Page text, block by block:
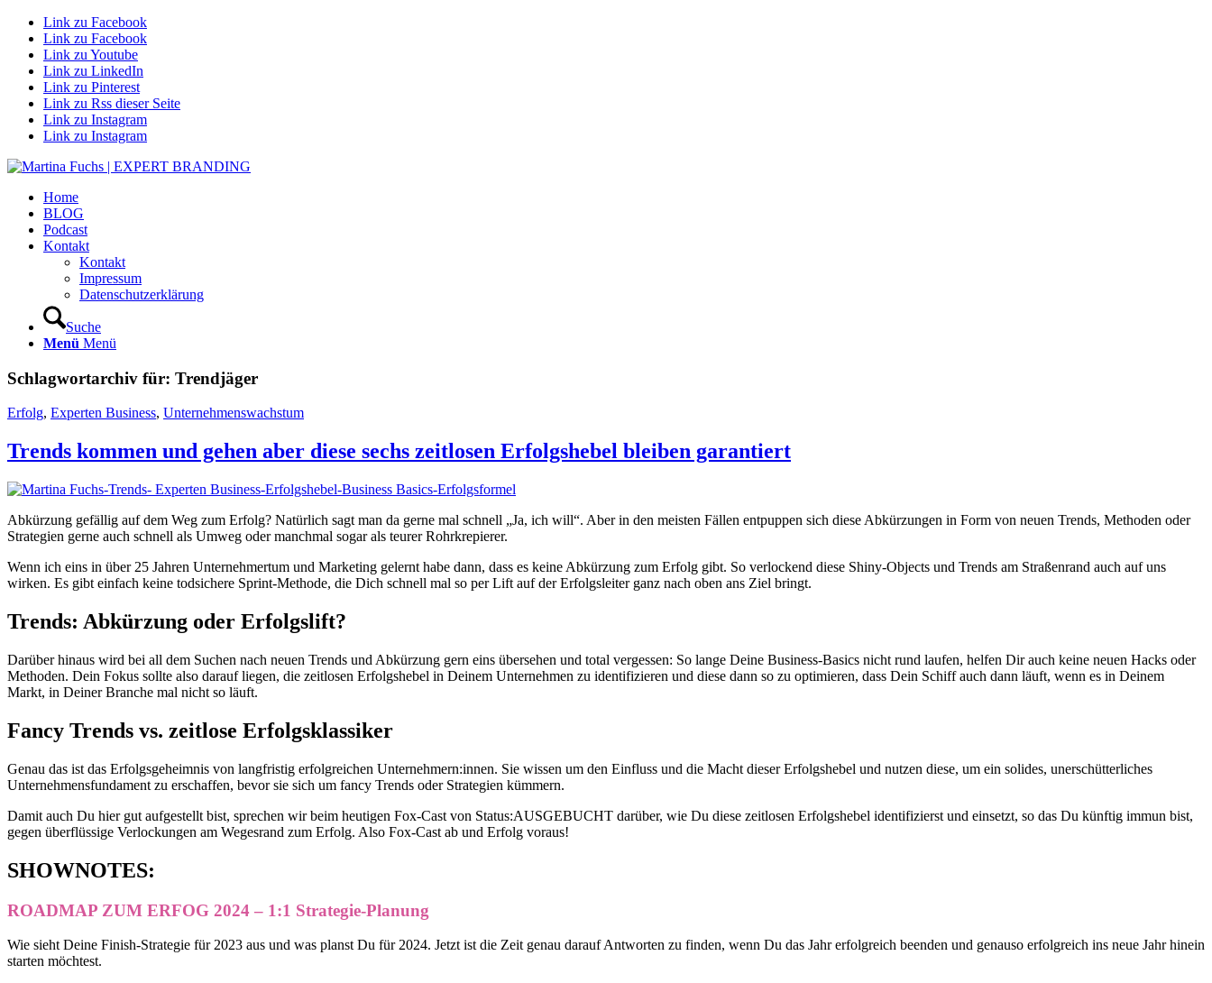
Link zu Facebook
Link zu Facebook
Link zu Youtube
Link zu LinkedIn
Link zu Pinterest
Link zu Rss dieser Seite
Link zu Instagram
Link zu Instagram
Home
BLOG
Podcast
Kontakt
Kontakt
Impressum
Datenschutzerklärung
Suche
Menü Menü
Schlagwortarchiv für: Trendjäger
Erfolg, Experten Business, Unternehmenswachstum
Trends kommen und gehen aber diese sechs zeitlosen Erfolgshebel bleiben garantiert
Abkürzung gefällig auf dem Weg zum Erfolg? Natürlich sagt man da gerne mal schnell „Ja, ich will“. Aber in den meisten Fällen entpuppen sich diese Abkürzungen in Form von neuen Trends, Methoden oder
Strategien gerne auch schnell als Umweg oder manchmal sogar als teurer Rohrkrepierer.
Wenn ich eins in über 25 Jahren Unternehmertum und Marketing gelernt habe dann, dass es keine Abkürzung zum Erfolg gibt. So verlockend diese Shiny-Objects und Trends am Straßenrand auch auf uns
wirken. Es gibt einfach keine todsichere Sprint-Methode, die Dich schnell mal so per Lift auf der Erfolgsleiter ganz nach oben ans Ziel bringt.
Trends: Abkürzung oder Erfolgslift?
Darüber hinaus wird bei all dem Suchen nach neuen Trends und Abkürzung gern eins übersehen und total vergessen: So lange Deine Business-Basics nicht rund laufen, helfen Dir auch keine neuen Hacks oder
Methoden. Dein Fokus sollte also darauf liegen, die zeitlosen Erfolgshebel in Deinem Unternehmen zu identifizieren und diese dann so zu optimieren, dass Dein Schiff auch dann läuft, wenn es in Deinem
Markt, in Deiner Branche mal nicht so läuft.
Fancy Trends vs. zeitlose Erfolgsklassiker
Genau das ist das Erfolgsgeheimnis von langfristig erfolgreichen Unternehmern:innen. Sie wissen um den Einfluss und die Macht dieser Erfolgshebel und nutzen diese, um ein solides, unerschütterliches
Unternehmensfundament zu erschaffen, bevor sie sich um fancy Trends oder Strategien kümmern.
Damit auch Du hier gut aufgestellt bist, sprechen wir beim heutigen Fox-Cast von Status:AUSGEBUCHT darüber, wie Du diese zeitlosen Erfolgshebel identifizierst und einsetzt, so das Du künftig immun bist,
gegen überflüssige Verlockungen am Wegesrand zum Erfolg. Also Fox-Cast ab und Erfolg voraus!
SHOWNOTES:
ROADMAP ZUM ERFOG 2024 – 1:1 Strategie-Planung
Wie sieht Deine Finish-Strategie für 2023 aus und was planst Du für 2024. Jetzt ist die Zeit genau darauf Antworten zu finden, wenn Du das Jahr erfolgreich beenden und genauso erfolgreich ins neue Jahr hinein
starten möchtest.